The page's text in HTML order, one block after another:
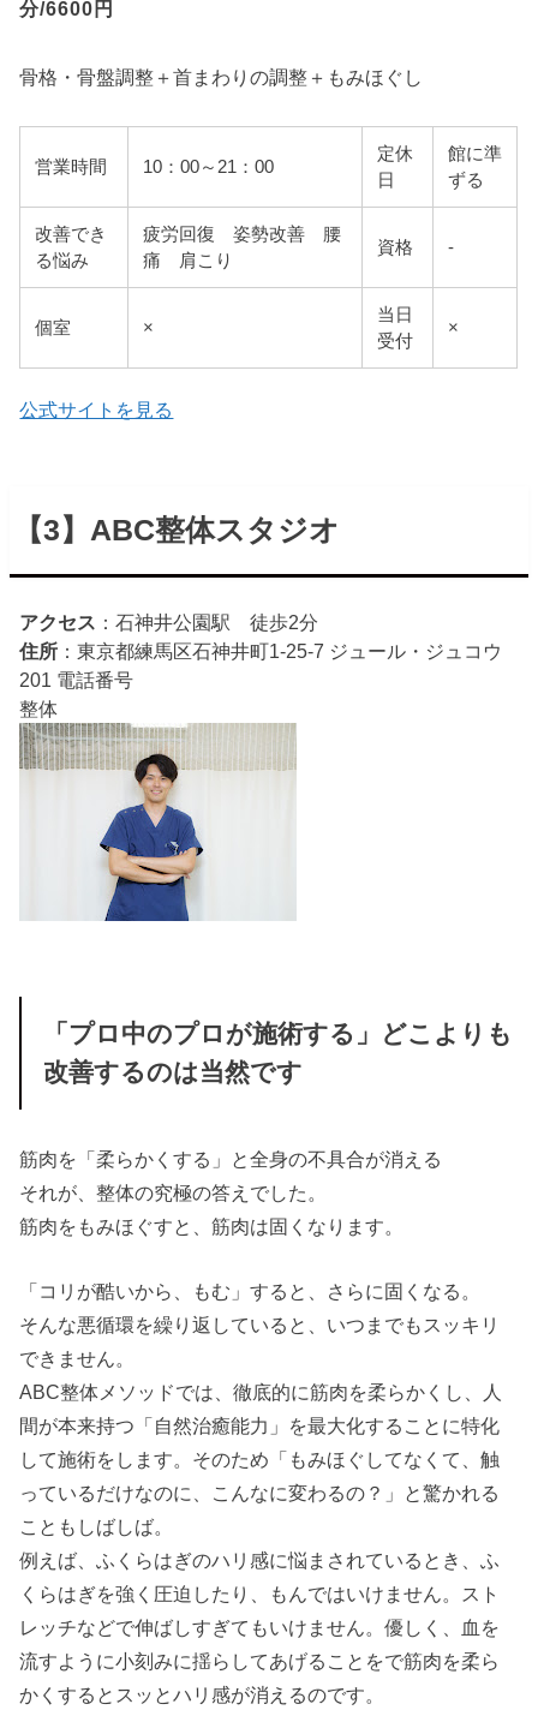
分/6600円
骨格・骨盤調整＋首まわりの調整＋もみほぐし
営業時間 10：00～21：00
定休
日
館に準
ずる
改善でき
る悩み
疲労回復 姿勢改善 腰
痛 肩こり
資格 -
個室 ×
当日
受付
×
公式サイトを見る
【3】ABC整体スタジオ
アクセス ：石神井公園駅 徒歩2分
住所 ：東京都練馬区石神井町1-25-7 ジュール・ジュコウ
201 電話番号
整体
「プロ中のプロが施術する」どこよりも
改善するのは当然です
筋肉を「柔らかくする」と全身の不具合が消える
それが、整体の究極の答えでした。
筋肉をもみほぐすと、筋肉は固くなります。
「コリが酷いから、もむ」すると、さらに固くなる。
そんな悪循環を繰り返していると、いつまでもスッキリ
できません。
ABC整体メソッドでは、徹底的に筋肉を柔らかくし、人
間が本来持つ「自然治癒能力」を最大化することに特化
して施術をします。そのため「もみほぐしてなくて、触
っているだけなのに、こんなに変わるの？」と驚かれる
こともしばしば。
例えば、ふくらはぎのハリ感に悩まされているとき、ふ
くらはぎを強く圧迫したり、もんではいけません。スト
レッチなどで伸ばしすぎてもいけません。優しく、血を
流すように小刻みに揺らしてあげることをで筋肉を柔ら
かくするとスッとハリ感が消えるのです。